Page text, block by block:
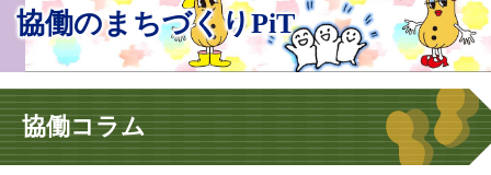
協働のまちづくりPiT
本文
協働コラム